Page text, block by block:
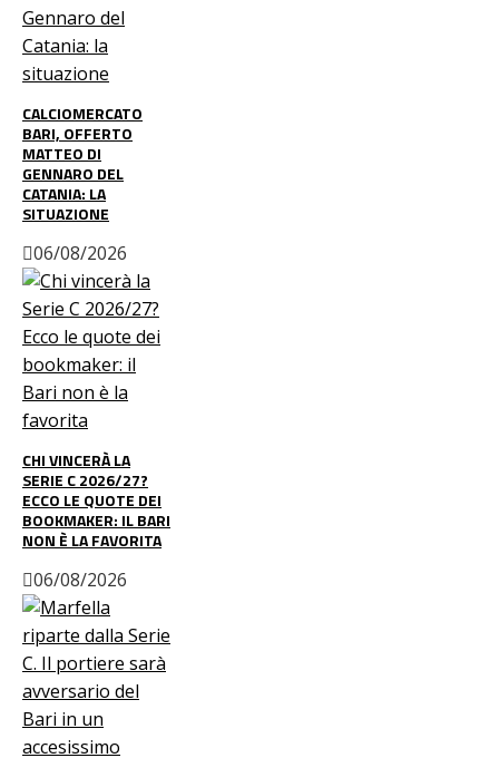
CALCIOMERCATO
BARI, OFFERTO
MATTEO DI
GENNARO DEL
CATANIA: LA
SITUAZIONE
06/08/2026
CHI VINCERÀ LA
SERIE C 2026/27?
ECCO LE QUOTE DEI
BOOKMAKER: IL BARI
NON È LA FAVORITA
06/08/2026